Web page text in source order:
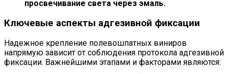
просвечивание света через эмаль.
Ключевые аспекты адгезивной фиксации
Надежное крепление полевошпатных виниров
напрямую зависит от соблюдения протокола адгезивной
фиксации. Важнейшими этапами и факторами являются: